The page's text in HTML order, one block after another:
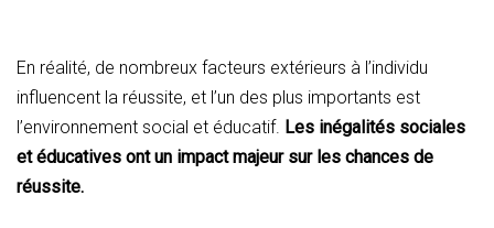
En réalité, de nombreux facteurs extérieurs à l’individu
influencent la réussite, et l’un des plus importants est
l’environnement social et éducatif. Les inégalités sociales
et éducatives ont un impact majeur sur les chances de
réussite.